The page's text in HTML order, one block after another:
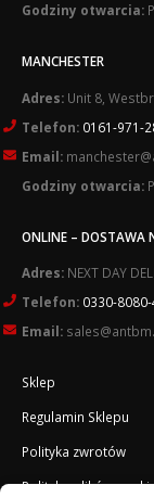
Godziny otwarcia:
MANCHESTER
Adres: Unit 8,
Telefon: 0161-971-
Email:
Godziny otwarcia:
ONLINE – DOSTAWA
Adres: NEXT DAY
Telefon: 0330-8080-
Email:
Sklep
Regulamin Sklepu
Polityka zwrotów
Polityka plików